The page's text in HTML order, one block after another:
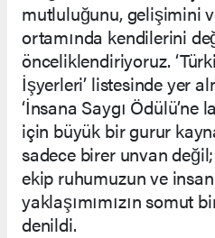
mutluluğunu, gelişimini
ortamında kendilerini
önceliklendiriyoruz.
İşyerleri’ listesinde yer
‘İnsana Saygı Ödülü’ne
için büyük bir gurur
sadece birer unvan
ekip ruhumuzun ve
yaklaşımımızın somut
denildi.